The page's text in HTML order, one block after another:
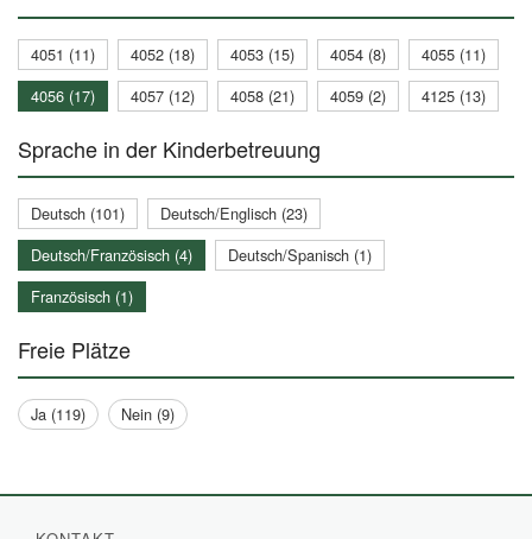
4051 (11) 4052 (18) 4053 (15) 4054 (8)
4055 (11)
4056 (17)
4057 (12) 4058 (21) 4059 (2) 4125 (13)
Sprache in der Kinderbetreuung
Deutsch (101)
Deutsch/Englisch (23)
Deutsch/Französisch (4)
Deutsch/Spanisch (1)
Französisch (1)
Freie Plätze
Ja (119) Nein (9)